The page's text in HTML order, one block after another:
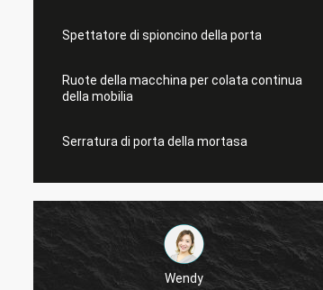
Spettatore di spioncino della porta
Ruote della macchina per colata continua
della mobilia
Serratura di porta della mortasa
Wendy